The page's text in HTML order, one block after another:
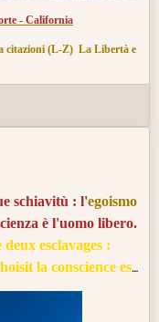
- California
citazioni (L-Z) La Libertà e
schiavitù : l'egoismo
è l'uomo libero.
esclavages :
la conscience est